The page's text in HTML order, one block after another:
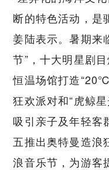
断的特色活动，是
姜陆表示。暑期来
节”，十大明星剧
恒温场馆打造
狂欢派对和“虎鲸
吸引亲子及年轻客
五推出奥特曼造浪
浪音乐节，为游客